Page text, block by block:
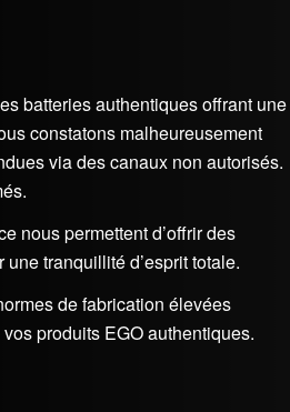
batteries authentiques offrant une
constatons malheureusement
via des canaux non autorisés.
nous permettent d’offrir des
tranquillité d’esprit totale.
de fabrication élevées
produits EGO authentiques.